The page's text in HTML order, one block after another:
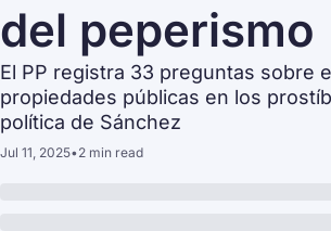
del peperismo
El PP registra 33 preguntas sobre
propiedades públicas en los
política de Sánchez
Jul 11, 2025•2 min read